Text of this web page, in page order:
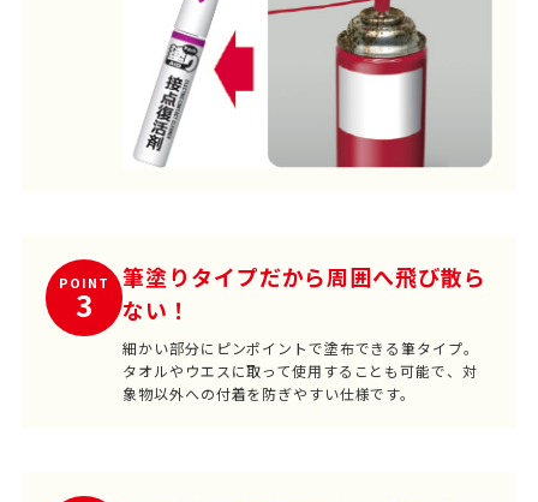
POINT
3
筆塗りタイプだから周囲へ飛び散ら
ない！
細かい部分にピンポイントで塗布できる筆タイプ。
タオルやウエスに取って使用することも可能で、対
象物以外への付着を防ぎやすい仕様です。